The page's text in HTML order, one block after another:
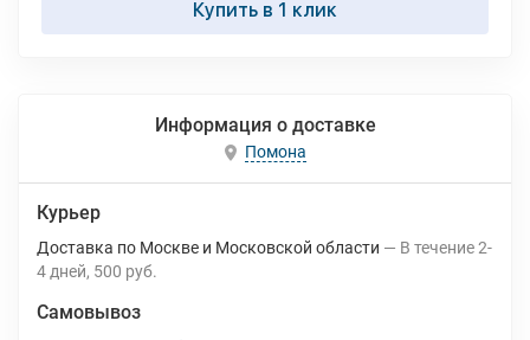
Купить в 1 клик
Информация о доставке
Помона
Курьер
Доставка по Москве и Московской области В течение2-
4 дней 500 руб.
Самовывоз